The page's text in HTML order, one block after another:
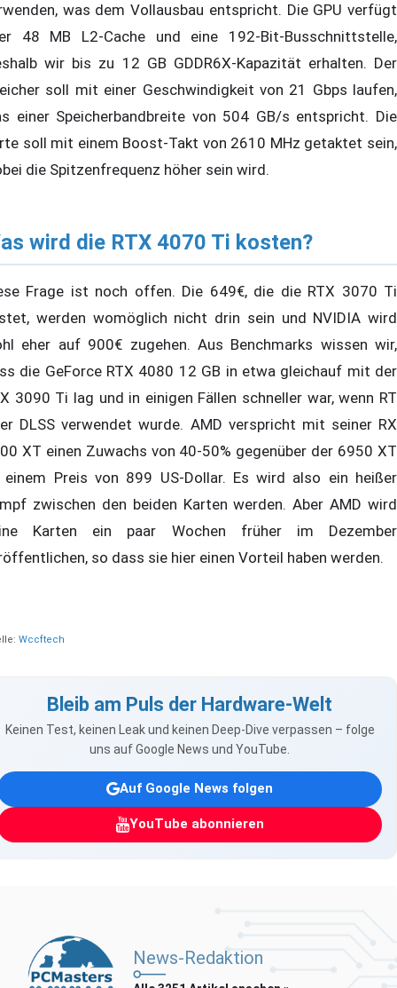
was dem Vollausbau entspricht. Die GPU verfügt
48 MB L2-Cache und eine 192-Bit-Busschnittstelle,
wir bis zu 12 GB GDDR6X-Kapazität erhalten. Der
soll mit einer Geschwindigkeit von 21 Gbps laufen,
einer Speicherbandbreite von 504 GB/s entspricht. Die
soll mit einem Boost-Takt von 2610 MHz getaktet sein,
die Spitzenfrequenz höher sein wird.
wird die RTX 4070 Ti kosten?
Frage ist noch offen. Die 649€, die die RTX 3070 Ti
werden womöglich nicht drin sein und NVIDIA wird
eher auf 900€ zugehen. Aus Benchmarks wissen wir,
die GeForce RTX 4080 12 GB in etwa gleichauf mit der
3090 Ti lag und in einigen Fällen schneller war, wenn RT
DLSS verwendet wurde. AMD verspricht mit seiner RX
XT einen Zuwachs von 40-50% gegenüber der 6950 XT
einem Preis von 899 US-Dollar. Es wird also ein heißer
zwischen den beiden Karten werden. Aber AMD wird
Karten ein paar Wochen früher im Dezember
so dass sie hier einen Vorteil haben werden.
Wccftech
Bleib am Puls der Hardware-Welt
Keinen Test, keinen Leak und keinen Deep-Dive verpassen – folge
uns auf Google News und YouTube.
Auf Google News folgen
YouTube abonnieren
News-Redaktion